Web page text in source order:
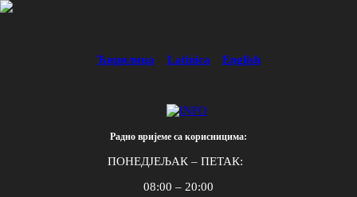
Ћирилица Latinica English
Радно вријеме са корисницима:
ПОНЕДЈЕЉАК – ПЕТАК:
08:00 – 20:00